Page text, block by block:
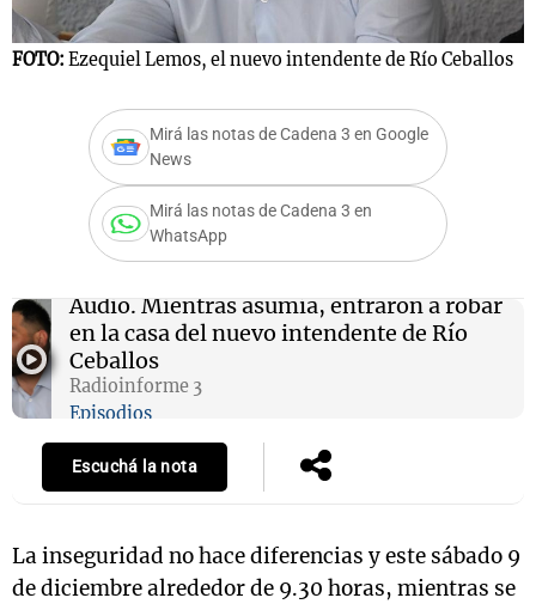
FOTO: Ezequiel Lemos, el nuevo intendente de Río Ceballos
Mirá las notas de Cadena 3 en Google
News
Mirá las notas de Cadena 3 en
WhatsApp
Audio. Mientras asumía, entraron a robar
en la casa del nuevo intendente de Río
Ceballos
Radioinforme 3
Episodios
Escuchá la nota
La inseguridad no hace diferencias y este sábado 9
de diciembre alrededor de 9.30 horas, mientras se
Notas
Mundial 2026
La Sole en
Cadena 3